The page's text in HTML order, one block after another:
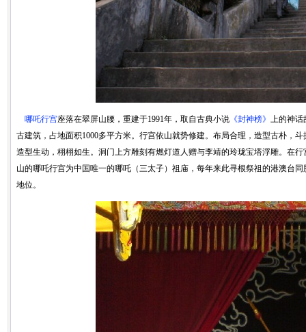
哪吒行宫座落在翠屏山腰，重建于1991年，取自古典小说 《封神榜》 上的神话
古建筑，占地面积1000多平方米。行宫依山就势修建。布局合理，造型古朴，
造型生动，栩栩如生。洞门上方雕刻有燃灯道人赠与李靖的玲珑宝塔浮雕。在
山的哪吒行宫为中国唯一的哪吒（三太子）祖庙，每年来此寻根祭祖的港澳台
地位。